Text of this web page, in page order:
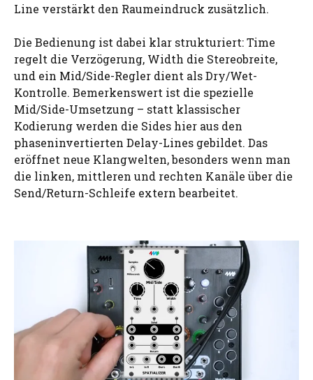
Line verstärkt den Raumeindruck zusätzlich.
Die Bedienung ist dabei klar strukturiert: Time
regelt die Verzögerung, Width die Stereobreite,
und ein Mid/Side-Regler dient als Dry/Wet-
Kontrolle. Bemerkenswert ist die spezielle
Mid/Side-Umsetzung – statt klassischer
Kodierung werden die Sides hier aus den
phaseninvertierten Delay-Lines gebildet. Das
eröffnet neue Klangwelten, besonders wenn man
die linken, mittleren und rechten Kanäle über die
Send/Return-Schleife extern bearbeitet.